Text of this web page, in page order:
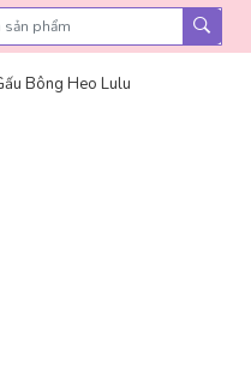
Bông Heo Lulu